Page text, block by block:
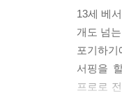
13세 베
개도 넘
포기하
서핑을
프로로